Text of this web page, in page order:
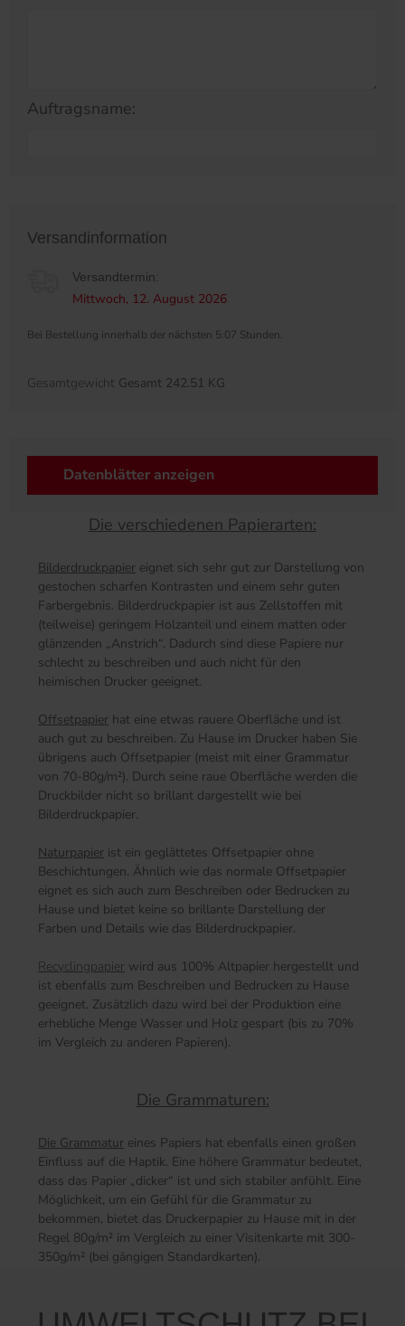
Auftragsname:
Versandinformation
Versandtermin:
Mittwoch, 12. August 2026
Bei Bestellung innerhalb der nächsten 5:07 Stunden.
Gesamtgewicht Gesamt 242.51 KG
Datenblätter anzeigen
Die verschiedenen Papierarten:
Bilderdruckpapier eignet sich sehr gut zur Darstellung von
gestochen scharfen Kontrasten und einem sehr guten
Farbergebnis. Bilderdruckpapier ist aus Zellstoffen mit
(teilweise) geringem Holzanteil und einem matten oder
glänzenden „Anstrich“. Dadurch sind diese Papiere nur
schlecht zu beschreiben und auch nicht für den
heimischen Drucker geeignet.
Offsetpapier hat eine etwas rauere Oberfläche und ist
auch gut zu beschreiben. Zu Hause im Drucker haben Sie
übrigens auch Offsetpapier (meist mit einer Grammatur
von 70-80g/m²). Durch seine raue Oberfläche werden die
Druckbilder nicht so brillant dargestellt wie bei
Bilderdruckpapier.
Naturpapier ist ein geglättetes Offsetpapier ohne
Beschichtungen. Ähnlich wie das normale Offsetpapier
eignet es sich auch zum Beschreiben oder Bedrucken zu
Hause und bietet keine so brillante Darstellung der
Farben und Details wie das Bilderdruckpapier.
Recyclingpapier wird aus 100% Altpapier hergestellt und
ist ebenfalls zum Beschreiben und Bedrucken zu Hause
geeignet. Zusätzlich dazu wird bei der Produktion eine
erhebliche Menge Wasser und Holz gespart (bis zu 70%
im Vergleich zu anderen Papieren).
Die Grammaturen:
Die Grammatur eines Papiers hat ebenfalls einen großen
Einfluss auf die Haptik. Eine höhere Grammatur bedeutet,
dass das Papier „dicker“ ist und sich stabiler anfühlt. Eine
Möglichkeit, um ein Gefühl für die Grammatur zu
bekommen, bietet das Druckerpapier zu Hause mit in der
Regel 80g/m² im Vergleich zu einer Visitenkarte mit 300-
350g/m² (bei gängigen Standardkarten).